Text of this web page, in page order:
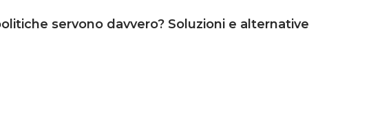
servono davvero? Soluzioni e alternative